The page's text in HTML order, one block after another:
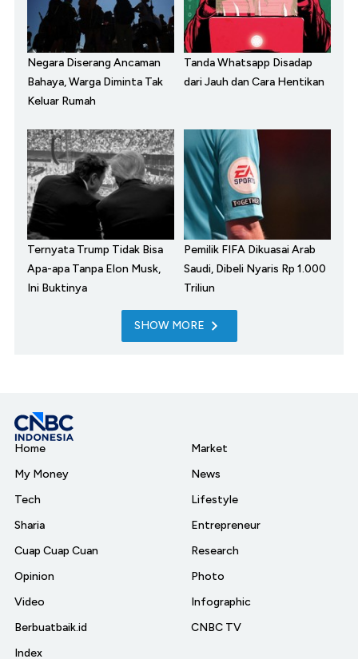
Negara Diserang Ancaman
Bahaya, Warga Diminta Tak
Keluar Rumah
Tanda Whatsapp Disadap
dari Jauh dan Cara Hentikan
Ternyata Trump Tidak Bisa
Apa-apa Tanpa Elon Musk,
Ini Buktinya
Pemilik FIFA Dikuasai Arab
Saudi, Dibeli Nyaris Rp 1.000
Triliun
SHOW MORE
Home
My Money
Tech
Sharia
Cuap Cuap Cuan
Opinion
Video
Berbuatbaik.id
Index
Market
News
Lifestyle
Entrepreneur
Research
Photo
Infographic
CNBC TV